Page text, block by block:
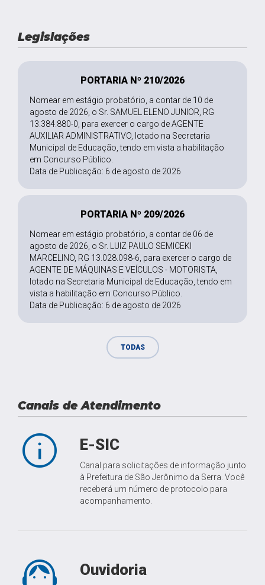
Legislações
PORTARIA Nº 210/2026
Nomear em estágio probatório, a contar de 10 de
agosto de 2026, o Sr. SAMUEL ELENO JUNIOR, RG
13.384.880-0, para exercer o cargo de AGENTE
AUXILIAR ADMINISTRATIVO, lotado na Secretaria
Municipal de Educação, tendo em vista a habilitação
em Concurso Público.
Data de Publicação: 6 de agosto de 2026
PORTARIA Nº 209/2026
Nomear em estágio probatório, a contar de 06 de
agosto de 2026, o Sr. LUIZ PAULO SEMICEKI
MARCELINO, RG 13.028.098-6, para exercer o cargo de
AGENTE DE MÁQUINAS E VEÍCULOS - MOTORISTA,
lotado na Secretaria Municipal de Educação, tendo em
vista a habilitação em Concurso Público.
Data de Publicação: 6 de agosto de 2026
TODAS
Canais de Atendimento
info E-SIC
Canal para solicitações de informação junto
à Prefeitura de São Jerônimo da Serra. Você
receberá um número de protocolo para
acompanhamento.
Ouvidoria